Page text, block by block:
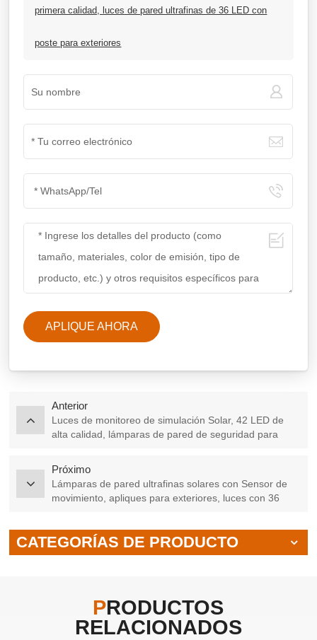
primera calidad, luces de pared ultrafinas de 36 LED con
poste para exteriores
APLIQUE AHORA
Anterior
Luces de monitoreo de simulación Solar, 42 LED de
alta calidad, lámparas de pared de seguridad para
Próximo
Lámparas de pared ultrafinas solares con Sensor de
movimiento, apliques para exteriores, luces con 36
CATEGORÍAS DE PRODUCTO
PRODUCTOS
RELACIONADOS